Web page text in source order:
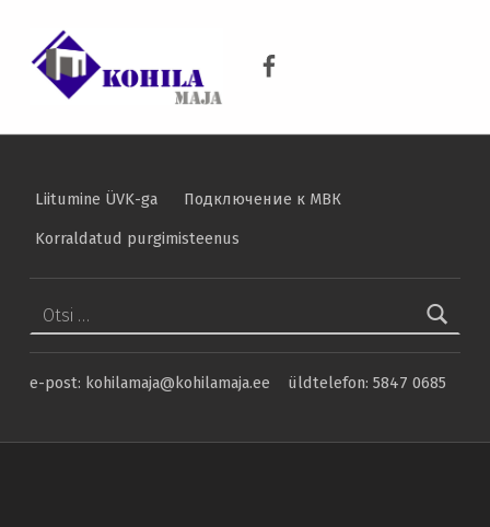
Liitumine ÜVK-ga
Подключение к МВК
Korraldatud purgimisteenus
e-post: kohilamaja@kohilamaja.ee üldtelefon: 5847 0685